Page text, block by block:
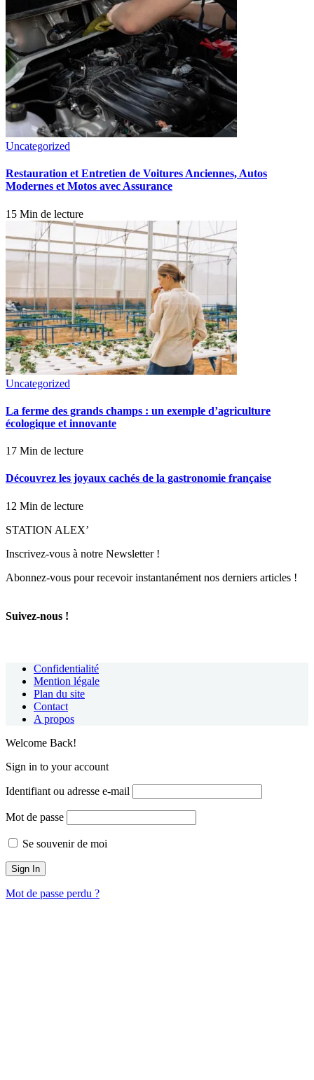
Uncategorized
Restauration et Entretien de Voitures Anciennes, Autos
Modernes et Motos avec Assurance
15 Min de lecture
Uncategorized
La ferme des grands champs : un exemple d’agriculture
écologique et innovante
17 Min de lecture
Découvrez les joyaux cachés de la gastronomie française
12 Min de lecture
STATION ALEX’
Inscrivez-vous à notre Newsletter !
Abonnez-vous pour recevoir instantanément nos derniers articles !
Suivez-nous !
Confidentialité
Mention légale
Plan du site
Contact
A propos
Welcome Back!
Sign in to your account
Identifiant ou adresse e-mail
Mot de passe
Se souvenir de moi
Mot de passe perdu ?